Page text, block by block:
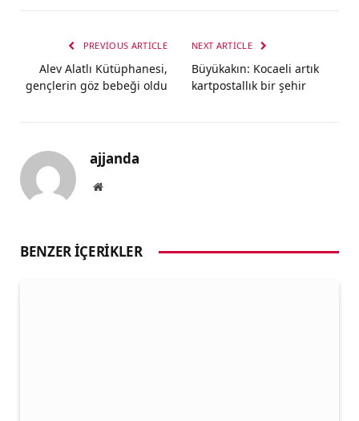
PREVIOUS ARTICLE
Alev Alatlı Kütüphanesi,
gençlerin göz bebeği oldu
NEXT ARTICLE
Büyükakın: Kocaeli artık
kartpostallık bir şehir
ajjanda
Website
BENZER İÇERIKLER